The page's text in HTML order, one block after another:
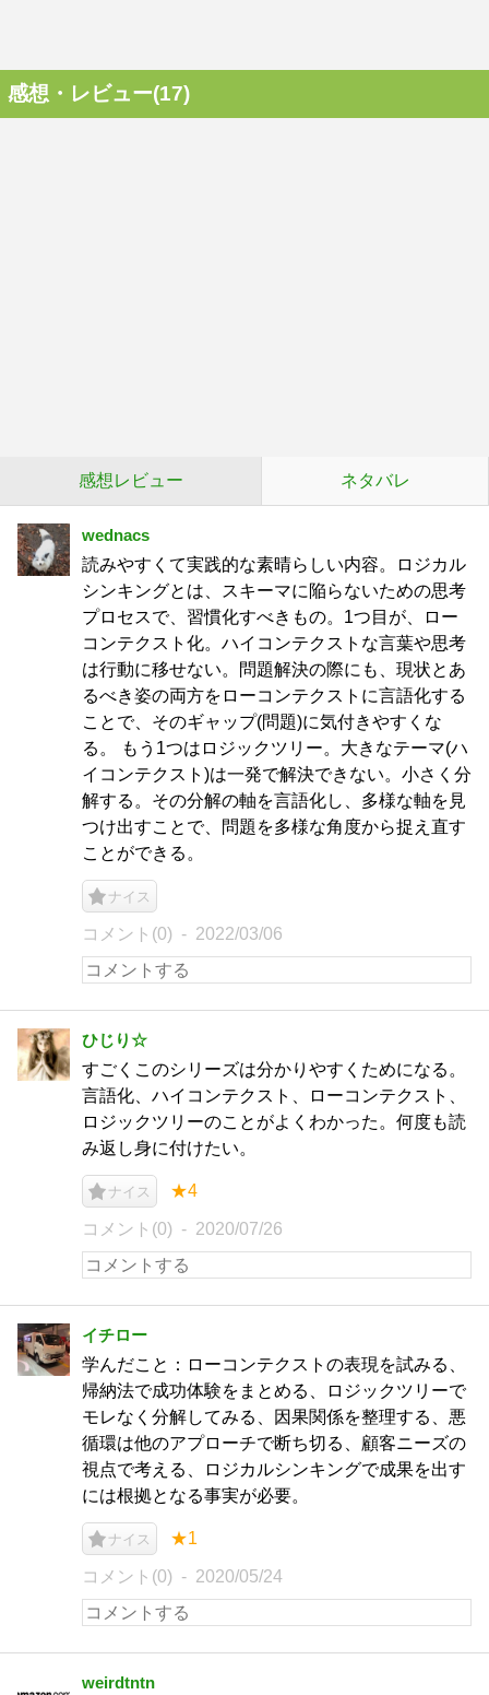
感想・レビュー(17)
感想レビュー ネタバレ
wednacs
読みやすくて実践的な素晴らしい内容。ロジカル
シンキングとは、スキーマに陥らないための思考
プロセスで、習慣化すべきもの。1つ目が、ロー
コンテクスト化。ハイコンテクストな言葉や思考
は行動に移せない。問題解決の際にも、現状とあ
るべき姿の両方をローコンテクストに言語化する
ことで、そのギャップ(問題)に気付きやすくな
る。 もう1つはロジックツリー。大きなテーマ(ハ
イコンテクスト)は一発で解決できない。小さく分
解する。その分解の軸を言語化し、多様な軸を見
つけ出すことで、問題を多様な角度から捉え直す
ことができる。
ナイス
コメント(0) 2022/03/06
ひじり☆
すごくこのシリーズは分かりやすくためになる。
言語化、ハイコンテクスト、ローコンテクスト、
ロジックツリーのことがよくわかった。何度も読
み返し身に付けたい。
ナイス ★4
コメント(0) 2020/07/26
イチロー
学んだこと：ローコンテクストの表現を試みる、
帰納法で成功体験をまとめる、ロジックツリーで
モレなく分解してみる、因果関係を整理する、悪
循環は他のアプローチで断ち切る、顧客ニーズの
視点で考える、ロジカルシンキングで成果を出す
には根拠となる事実が必要。
ナイス ★1
コメント(0) 2020/05/24
weirdtntn